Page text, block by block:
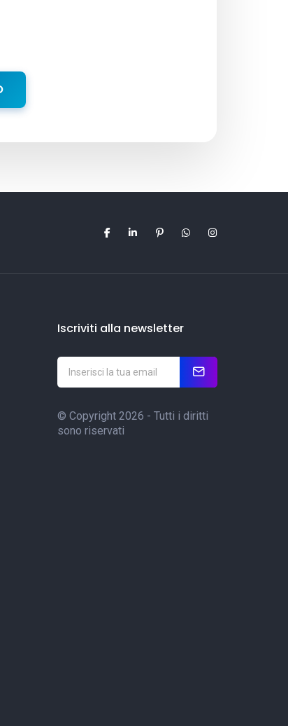
Iscriviti alla newsletter
© Copyright 2026 - Tutti i diritti
sono riservati